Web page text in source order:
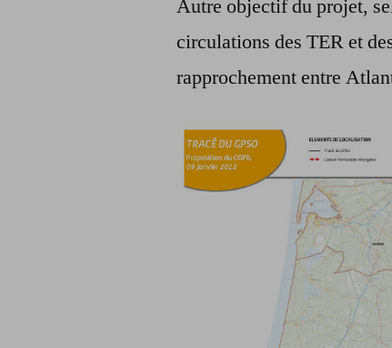
Autre objectif du projet,
circulations des TER et
rapprochement entre